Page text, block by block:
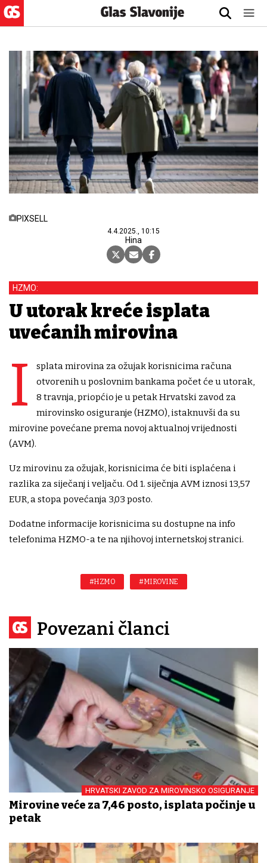
PIXSELL
4.4.2025., 10:15
Hina
HZMO:
U utorak kreće isplata
uvećanih mirovina
I
splata mirovina za ožujak korisnicima računa
otvorenih u poslovnim bankama počet će u utorak,
8 travnja, priopćio je u petak Hrvatski zavod za
mirovinsko osiguranje (HZMO), istaknuvši da su
mirovine povećane prema novoj aktualnoj vrijednosti
(AVM).
Uz mirovinu za ožujak, korisnicima će biti isplaćena i
razlika za siječanj i veljaču. Od 1. siječnja AVM iznosi 13,57
EUR, a stopa povećanja 3,03 posto.
Dodatne informacije korisnicima su dostupne na info
telefonima HZMO-a te na njihovoj internetskoj stranici.
#HZMO #MIROVINE
Povezani članci
HRVATSKI ZAVOD ZA MIROVINSKO OSIGURANJE
Mirovine veće za 7,46 posto, isplata počinje u
petak